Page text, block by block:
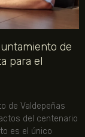
de
para el
de Valdepeñas
del centenario
es el único